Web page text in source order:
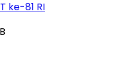
ke-81 RI